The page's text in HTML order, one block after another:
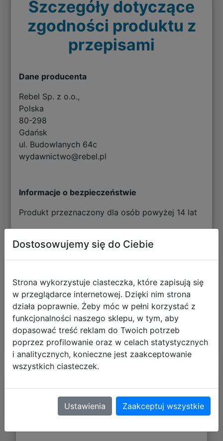
Szczegóły dotyczące
zgodności produktu z
przepisami
Dane producenta
Rebel Sp. z o.o.,
Polska
80-298
Gdańsk
ul. Budowlanych 64c
wydawnictwo@rebel.pl
Informacje o bezpieczeństwie
Produkt przeznaczony dla osób powyżej 14 lat
+ dodaj swoją opinię
Polecane
Dostosowujemy się do Ciebie
Strona wykorzystuje ciasteczka, które zapisują się
w przeglądarce internetowej. Dzięki nim strona
działa poprawnie. Żeby móc w pełni korzystać z
funkcjonalności naszego sklepu, w tym, aby
dopasować treść reklam do Twoich potrzeb
poprzez profilowanie oraz w celach statystycznych
i analitycznych, konieczne jest zaakceptowanie
wszystkich ciasteczek.
Ustawienia Zaakceptuj wszystkie